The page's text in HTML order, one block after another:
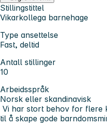
Stillingstittel
Vikarkollega barnehage
Type ansettelse
Fast, deltid
Antall stillinger
10
Arbeidsspråk
Norsk eller skandinavisk
Vi har stort behov for flere
til å skape gode